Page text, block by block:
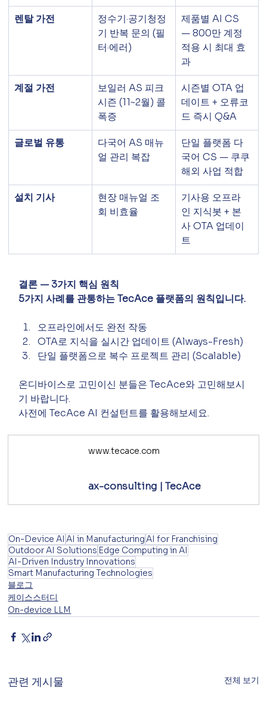
렌탈 가전
정수기·공기청정
기 반복 문의 (필
터·에러)
제품별 AI CS
— 800만 계정
적용 시 최대 효
과
계절 가전
보일러 AS 피크
시즌 (11~2월) 콜
폭증
시즌별 OTA 업
데이트 + 오류코
드 즉시 Q&A
글로벌 유통
다국어 AS 매뉴
얼 관리 복잡
단일 플랫폼 다
국어 CS — 쿠쿠
해외 사업 적합
설치 기사
현장 매뉴얼 조
회 비효율
기사용 오프라
인 지식봇 + 본
사 OTA 업데이
트
결론 — 3가지 핵심 원칙
5가지 사례를 관통하는 TecAce 플랫폼의 원칙입니다.
오프라인에서도 완전 작동
OTA로 지식을 실시간 업데이트 (Always-Fresh)
단일 플랫폼으로 복수 프로젝트 관리 (Scalable)
온디바이스로 고민이신 분들은 TecAce와 고민해보시
기 바랍니다.
사전에 TecAce AI 컨설턴트를 활용해보세요.
www.tecace.com
ax-consulting | TecAce
On-Device AI AI in ManufacturingAI for Franchising
Outdoor AI Solutions Edge Computing in AI
AI-Driven Industry Innovations
Smart Manufacturing Technologies
블로그
케이스스터디
On-device LLM
관련 게시물 전체 보기